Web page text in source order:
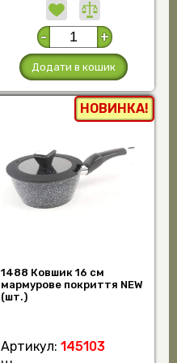
- +
Додати в кошик
НОВИНКА!
1488 Ковшик 16 см
мармурове покриття NEW
(шт.)
Артикул: 145103